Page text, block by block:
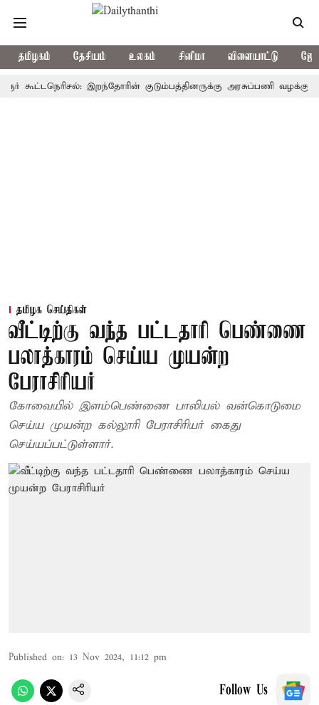
தமிழகம் தேசியம் உலகம் சினிமா விளையாட்டு
இறந்தோரின் குடும்பத்தினருக்கு அரசுப்பணி வழக்கு; வரும்
தமிழக செய்திகள்
வீட்டிற்கு வந்த பட்டதாரி பெண்ணை
பலாத்காரம் செய்ய முயன்ற
பேராசிரியர்
கோவையில் இளம்பெண்ணை பாலியல் வன்கொடுமை
செய்ய முயன்ற கல்லூரி பேராசிரியர் கைது
செய்யப்பட்டுள்ளார்.
Published on: 13 Nov 2024, 11:12 pm
Follow Us